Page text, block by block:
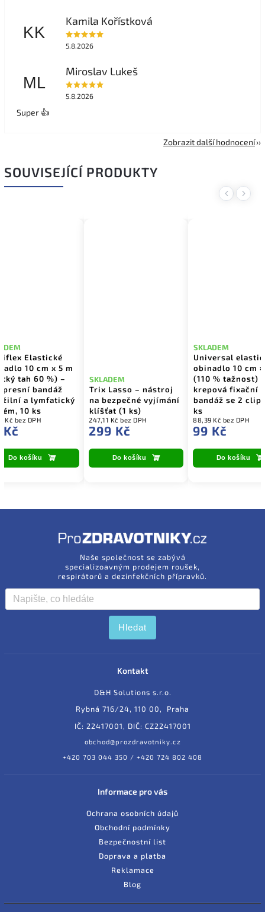
KK
Kamila Kořístková
5.8.2026
ML
Miroslav Lukeš
5.8.2026
Super 👍
Zobrazit další hodnocení
SOUVISEJÍCÍ PRODUKTY
Previous
Elastické
10 cm x 5 m
tah 60 %) –
bandáž
žilní a lymfatický
10 ks
Kč bez DPH
Do košíku
Trix Lasso – nástroj
na bezpečné vyjímání
klíšťat (1 ks)
SKLADEM
247,11 Kč bez DPH
299 Kč
Do košíku
Universal
obinadlo 10 cm
(110 % tažnost)
krepová fixační
bandáž se 2
ks
SKLADEM
88,39 Kč bez DPH
99 Kč
Do košíku
Next
Naše společnost se zabývá
specializoavným prodejem roušek,
respirátorů a dezinfekčních přípravků.
Hledat
Kontakt
D&H Solutions s.r.o.
Rybná 716/24, 110 00, Praha
IČ: 22417001, DIČ: CZ22417001
obchod@prozdravotniky.cz
+420 703 044 350 / +420 724 802 408
Informace pro vás
Ochrana osobních údajů
Obchodní podmínky
Bezpečnostní list
Doprava a platba
Reklamace
Blog